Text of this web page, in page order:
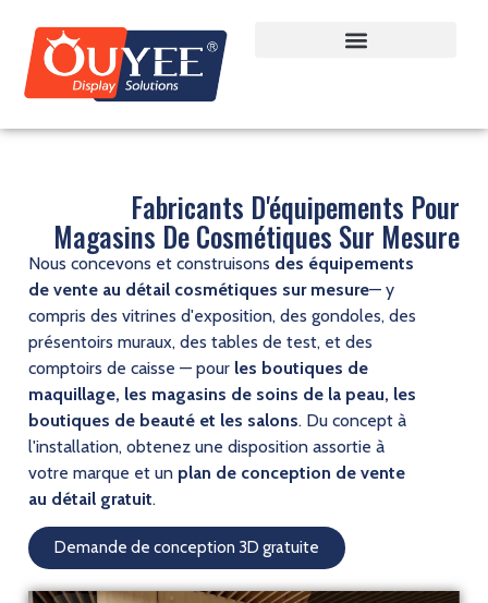
Fabricants D'équipements Pour
Magasins De Cosmétiques Sur Mesure
Nous concevons et construisons des équipements
de vente au détail cosmétiques sur mesure— y
compris des vitrines d'exposition, des gondoles, des
présentoirs muraux, des tables de test, et des
comptoirs de caisse — pour les boutiques de
maquillage, les magasins de soins de la peau, les
boutiques de beauté et les salons. Du concept à
l'installation, obtenez une disposition assortie à
votre marque et un plan de conception de vente
au détail gratuit.
Demande de conception 3D gratuite